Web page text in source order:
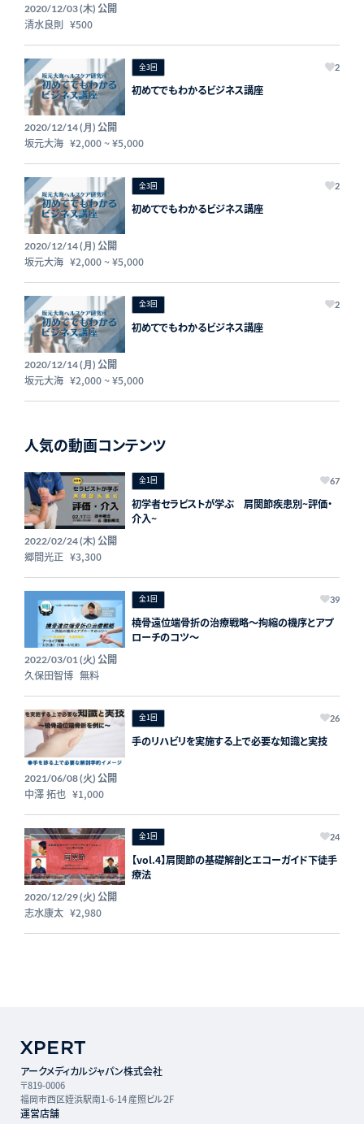
2020/12/03 (木) 公開
清水良則 ¥500
全3回 2
初めてでもわかるビジネス講座
2020/12/14 (月) 公開
坂元大海 ¥2,000~¥5,000
全3回 2
初めてでもわかるビジネス講座
2020/12/14 (月) 公開
坂元大海 ¥2,000~¥5,000
全3回 2
初めてでもわかるビジネス講座
2020/12/14 (月) 公開
坂元大海 ¥2,000~¥5,000
人気の動画コンテンツ
全1回 67
初学者セラピストが学ぶ 肩関節疾患別~評価・
介入~
2022/02/24 (木) 公開
郷間光正 ¥3,300
全1回 39
橈骨遠位端骨折の治療戦略～拘縮の機序とアプ
ローチのコツ～
2022/03/01 (火) 公開
久保田智博 無料
全1回 26
手のリハビリを実施する上で必要な知識と実技
2021/06/08 (火) 公開
中澤 拓也 ¥1,000
全1回 24
【vol.4】肩関節の基礎解剖とエコーガイド下徒手
療法
2020/12/29 (火) 公開
志水康太 ¥2,980
アークメディカルジャパン株式会社
〒819-0006
福岡市西区姪浜駅南1-6-14 産照ビル２F
運営店舗